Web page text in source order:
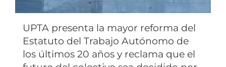
UPTA presenta la mayor reforma del
Estatuto del Trabajo Autónomo de
los últimos 20 años y reclama que el